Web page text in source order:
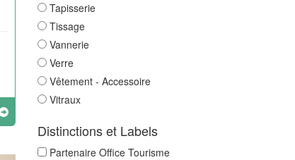
Tapisserie
Tissage
Vannerie
Verre
Vêtement - Accessoire
Vitraux
Distinctions et Labels
Partenaire Office Tourisme